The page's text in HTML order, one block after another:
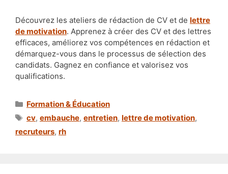
Découvrez les ateliers de rédaction de CV et de lettre
de motivation. Apprenez à créer des CV et des lettres
efficaces, améliorez vos compétences en rédaction et
démarquez-vous dans le processus de sélection des
candidats. Gagnez en confiance et valorisez vos
qualifications.
Catégories
Formation & Éducation
Étiquettes
cv, embauche, entretien, lettre de motivation,
recruteurs, rh